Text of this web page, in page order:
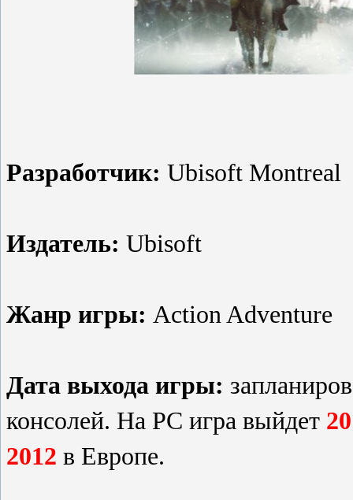
Разработчик: Ubisoft Montreal
Издатель: Ubisoft
Жанр игры: Action Adventure
Дата выхода игры:
консолей. На PC игра выйдет
2012 в Европе.